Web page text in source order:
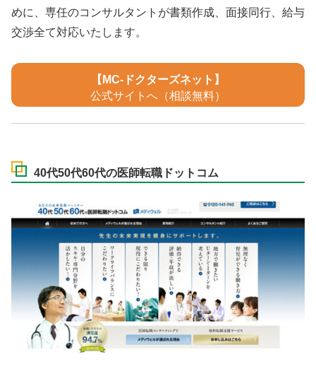
めに、専任のコンサルタントが書類作成、面接同行、給与
交渉全て対応いたします。
【MC-ドクターズネット】
公式サイトへ（相談無料）
40代50代60代の医師転職ドットコム